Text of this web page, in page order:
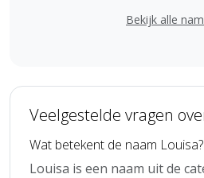
Bekijk alle
Veelgestelde vragen
Wat betekent de naam Louisa?
Louisa is een naam uit de